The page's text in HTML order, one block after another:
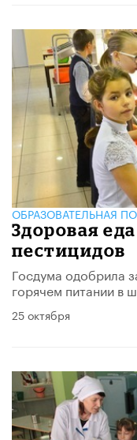
ОБРАЗОВАТЕЛЬНАЯ
Здоровая
пестицидов
Госдума одобрила
горячем питании в
25 октября